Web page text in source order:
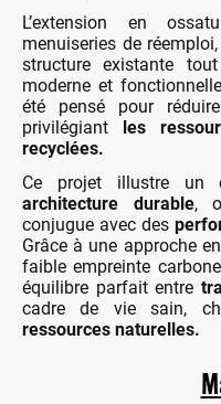
L’extension en
menuiseries de
structure existante
moderne et
été pensé pour
privilégiant les
recyclées.
Ce projet illustre un
architecture durable,
conjugue avec des
Grâce à une approche
faible empreinte
équilibre parfait entre
cadre de vie sain,
ressources naturelles.